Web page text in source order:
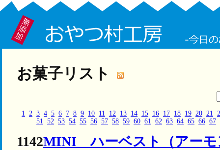
お菓子リスト
1 2 3 4 5 6 7 8 9 10 11 12 13 14 15 16 17 18 19 20 21
51 52 53 54 55 56 57 58 59 60 61 62 63 64 65 66 67
1142MINI ハーベスト（アーモ